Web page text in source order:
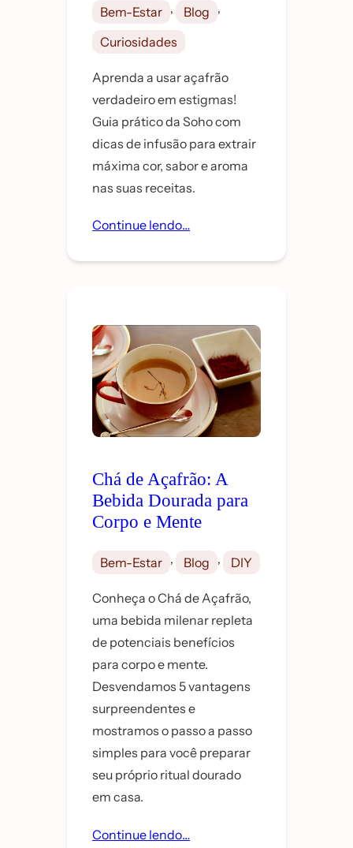
Bem-Estar , Blog ,
Curiosidades
Aprenda a usar açafrão
verdadeiro em estigmas!
Guia prático da Soho com
dicas de infusão para extrair
máxima cor, sabor e aroma
nas suas receitas.
Continue lendo…
Chá de Açafrão: A
Bebida Dourada para
Corpo e Mente
Bem-Estar , Blog , DIY
Conheça o Chá de Açafrão,
uma bebida milenar repleta
de potenciais benefícios
para corpo e mente.
Desvendamos 5 vantagens
surpreendentes e
mostramos o passo a passo
simples para você preparar
seu próprio ritual dourado
em casa.
Continue lendo…